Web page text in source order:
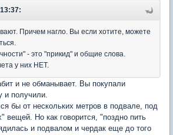
Причем нагло. Вы если хотите, можете
- это "прикид" и общие слова.
у них НЕТ.
и не обманывает. Вы покупали
и получили.
бы от нескольких метров в подвале, под
вещей. Но как говорится, "поздно пить
и подвалом и чердак еще до того